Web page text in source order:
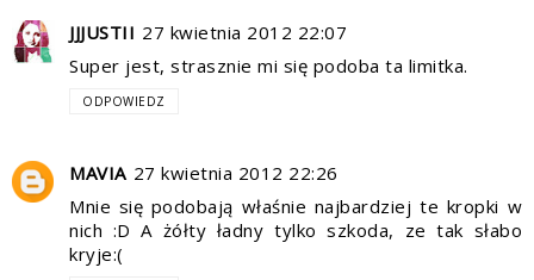
JJJUSTII 27 kwietnia 2012 22:07
Super jest, strasznie mi się podoba ta limitka.
ODPOWIEDZ
MAVIA 27 kwietnia 2012 22:26
Mnie się podobają właśnie najbardziej te kropki w
nich :D A żółty ładny tylko szkoda, ze tak słabo
kryje:(